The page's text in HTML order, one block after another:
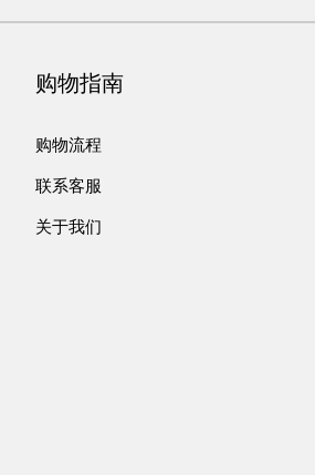
购物指南
购物流程
联系客服
关于我们